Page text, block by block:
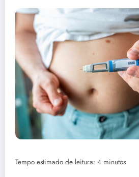
Tempo estimado de leitura: 4 minutos